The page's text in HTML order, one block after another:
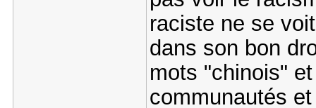
raciste ne se
dans son bon
mots "chinois"
communautés